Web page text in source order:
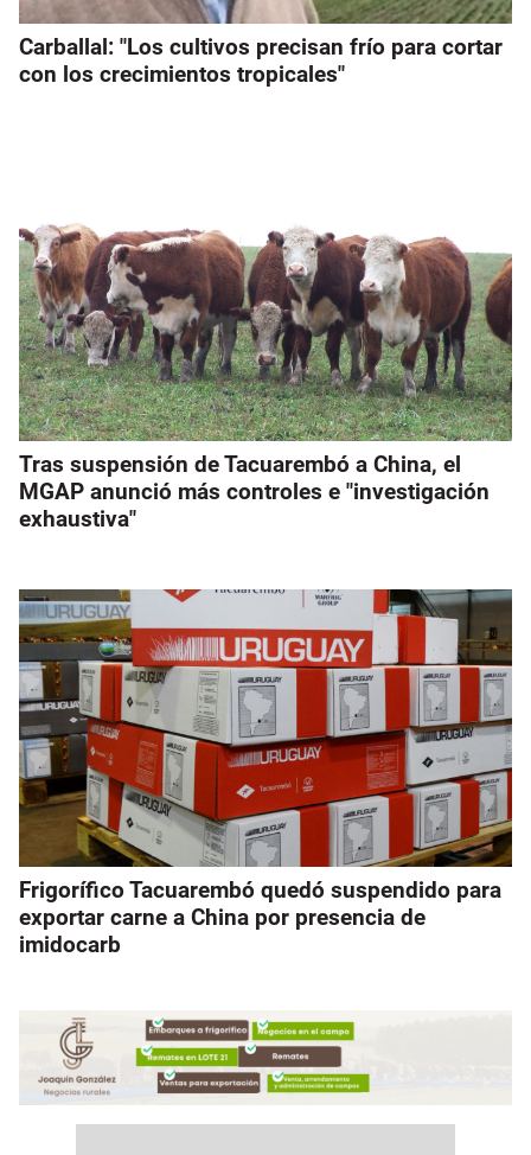
Carballal: "Los cultivos precisan frío para cortar
con los crecimientos tropicales"
Tras suspensión de Tacuarembó a China, el
MGAP anunció más controles e "investigación
exhaustiva"
Frigorífico Tacuarembó quedó suspendido para
exportar carne a China por presencia de
imidocarb